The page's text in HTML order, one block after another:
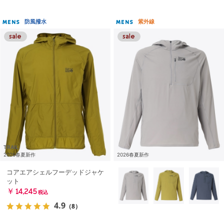
MENS 防風撥水
TRAIL
2026春夏新作
コアエアシェルフーデッドジャケ
ット
￥14,245 税込
4.9 （8）
MENS 紫外線
2026春夏新作